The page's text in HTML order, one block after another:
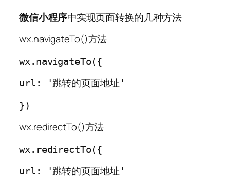
微信小程序中实现页面转换的几种方法
wx.navigateTo()方法
wx.navigateTo({
url: '跳转的页面地址'
})
wx.redirectTo()方法
wx.redirectTo({
url: '跳转的页面地址'